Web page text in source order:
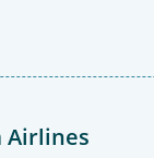
Airlines